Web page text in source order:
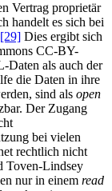
Vertrag proprietär
handelt es sich bei
[29] Dies ergibt sich
CC-BY-
als auch der
die Daten in ihre
sind als open
Der Zugang
bei vielen
rechtlich nicht
Toven-Lindsey
nur in einem read